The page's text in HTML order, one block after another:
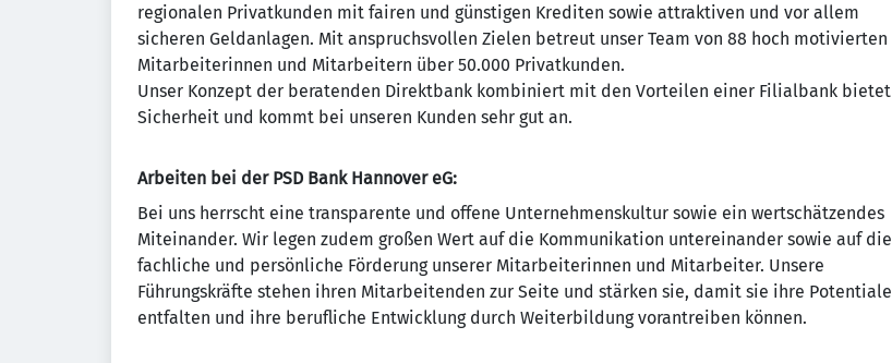
regionalen Privatkunden mit fairen und günstigen Krediten sowie attraktiven und vor allem
sicheren Geldanlagen. Mit anspruchsvollen Zielen betreut unser Team von 88 hoch motivierten
Mitarbeiterinnen und Mitarbeitern über 50.000 Privatkunden.
Unser Konzept der beratenden Direktbank kombiniert mit den Vorteilen einer Filialbank bietet
Sicherheit und kommt bei unseren Kunden sehr gut an.
Arbeiten bei der PSD Bank Hannover eG:
Bei uns herrscht eine transparente und offene Unternehmenskultur sowie ein wertschätzendes
Miteinander. Wir legen zudem großen Wert auf die Kommunikation untereinander sowie auf die
fachliche und persönliche Förderung unserer Mitarbeiterinnen und Mitarbeiter. Unsere
Führungskräfte stehen ihren Mitarbeitenden zur Seite und stärken sie, damit sie ihre Potentiale
entfalten und ihre berufliche Entwicklung durch Weiterbildung vorantreiben können.